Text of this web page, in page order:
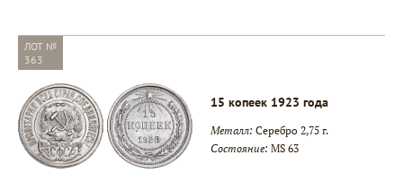
ЛОТ №
363
15 копеек 1923 года
Металл: Серебро 2,75 г.
Состояние: MS 63